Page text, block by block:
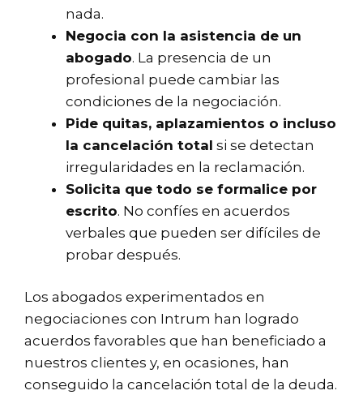
nada.
Negocia con la asistencia de un
abogado. La presencia de un
profesional puede cambiar las
condiciones de la negociación.
Pide quitas, aplazamientos o incluso
la cancelación total si se detectan
irregularidades en la reclamación.
Solicita que todo se formalice por
escrito. No confíes en acuerdos
verbales que pueden ser difíciles de
probar después.
Los abogados experimentados en
negociaciones con Intrum han logrado
acuerdos favorables que han beneficiado a
nuestros clientes y, en ocasiones, han
conseguido la cancelación total de la deuda.